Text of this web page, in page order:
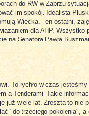
do RW w Zabrzu
im spokój. Idealista
Więcka. Ten ostatni,
dla AHP. Wszystko
na Senatora Pawła
To rychło w czas
a Tenderami. Takie
już wiele lat. Zresztą to nie
"do trzeciego pokolenia",